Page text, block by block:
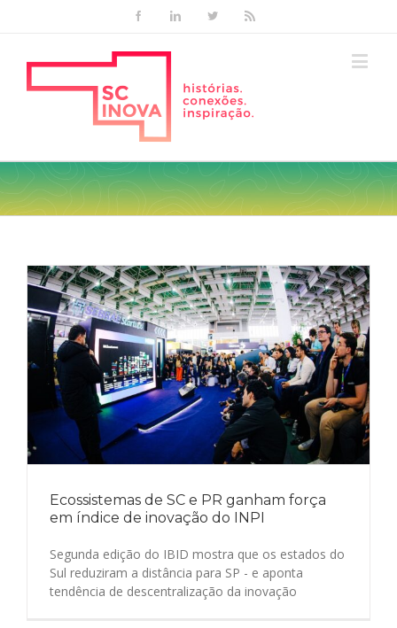
FacebookLinkedinTwitter
Ecossistemas de SC e PR ganham força
em índice de inovação do INPI
Segunda edição do IBID mostra que os estados do
Sul reduziram a distância para SP - e aponta
tendência de descentralização da inovação